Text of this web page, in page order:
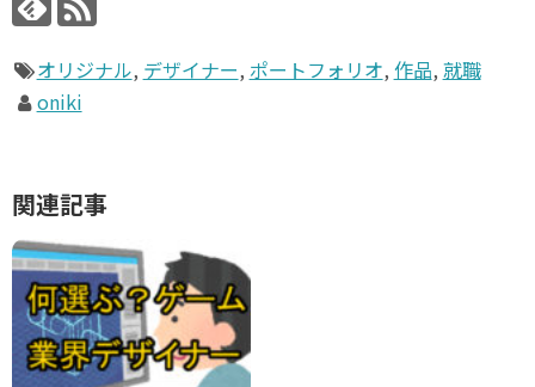
オリジナル, デザイナー, ポートフォリオ, 作品, 就職
oniki
関連記事